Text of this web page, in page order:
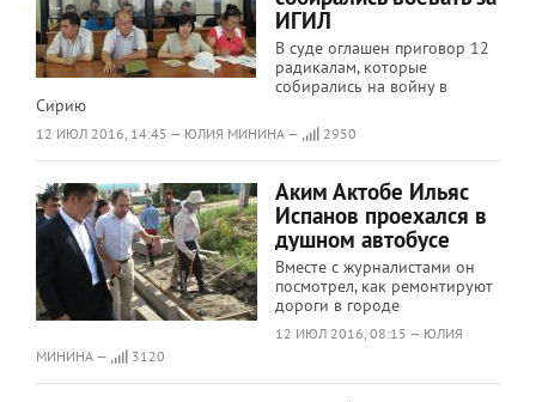
ИГИЛ
В суде оглашен приговор 12
радикалам, которые
собирались на войну в
Сирию
12 ИЮЛ 2016, 14:45 — ЮЛИЯ МИНИНА — 2950
Аким Актобе Ильяс
Испанов проехался в
душном автобусе
Вместе с журналистами он
посмотрел, как ремонтируют
дороги в городе
12 ИЮЛ 2016, 08:15 — ЮЛИЯ
МИНИНА —
3120